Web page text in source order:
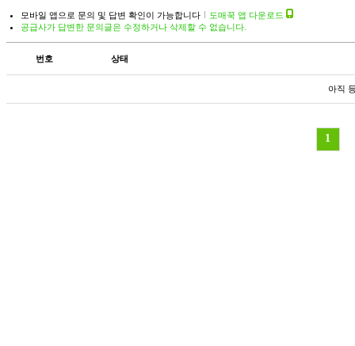
모바일 앱으로 문의 및 답변 확인이 가능합니다
도매꾹 앱 다운로드
공급사가 답변한 문의글은 수정하거나 삭제할 수 없습니다.
번호 상태
아직
1